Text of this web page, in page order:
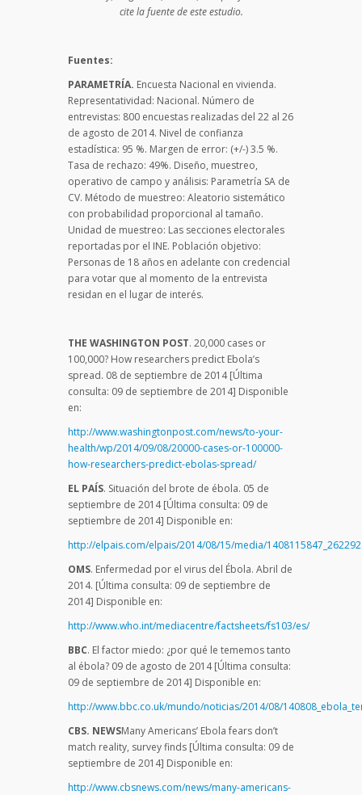
cite la fuente de este estudio.
Fuentes:
PARAMETRÍA. Encuesta Nacional en vivienda.
Representatividad: Nacional. Número de
entrevistas: 800 encuestas realizadas del 22 al 26
de agosto de 2014. Nivel de confianza
estadística: 95 %. Margen de error: (+/-) 3.5 %.
Tasa de rechazo: 49%. Diseño, muestreo,
operativo de campo y análisis: Parametría SA de
CV. Método de muestreo: Aleatorio sistemático
con probabilidad proporcional al tamaño.
Unidad de muestreo: Las secciones electorales
reportadas por el INE. Población objetivo:
Personas de 18 años en adelante con credencial
para votar que al momento de la entrevista
residan en el lugar de interés.
THE WASHINGTON POST. 20,000 cases or
100,000? How researchers predict Ebola’s
spread. 08 de septiembre de 2014 [Última
consulta: 09 de septiembre de 2014] Disponible
en:
http://www.washingtonpost.com/news/to-your-
health/wp/2014/09/08/20000-cases-or-100000-
how-researchers-predict-ebolas-spread/
EL PAÍS. Situación del brote de ébola. 05 de
septiembre de 2014 [Última consulta: 09 de
septiembre de 2014] Disponible en:
http://elpais.com/elpais/2014/08/15/media/
OMS. Enfermedad por el virus del Ébola. Abril de
2014. [Última consulta: 09 de septiembre de
2014] Disponible en:
http://www.who.int/mediacentre/factsheets/fs103/es/
BBC. El factor miedo: ¿por qué le tememos tanto
al ébola? 09 de agosto de 2014 [Última consulta:
09 de septiembre de 2014] Disponible en:
http://www.bbc.co.uk/mundo/noticias/2014/08/
CBS. NEWSMany Americans’ Ebola fears don’t
match reality, survey finds [Última consulta: 09 de
septiembre de 2014] Disponible en:
http://www.cbsnews.com/news/many-americans-